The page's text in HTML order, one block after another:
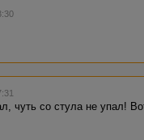
чуть со стула не упал!